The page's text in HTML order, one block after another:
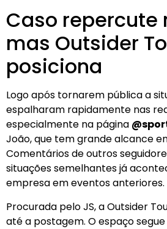
Caso repercute
mas Outsider
posiciona
Logo após tornarem pública a
espalharam rapidamente nas
especialmente na página
João, que tem grande alcance
Comentários de outros
situações semelhantes já
empresa em eventos anteriores.
Procurada pelo JS, a Outsider
até a postagem. O espaço